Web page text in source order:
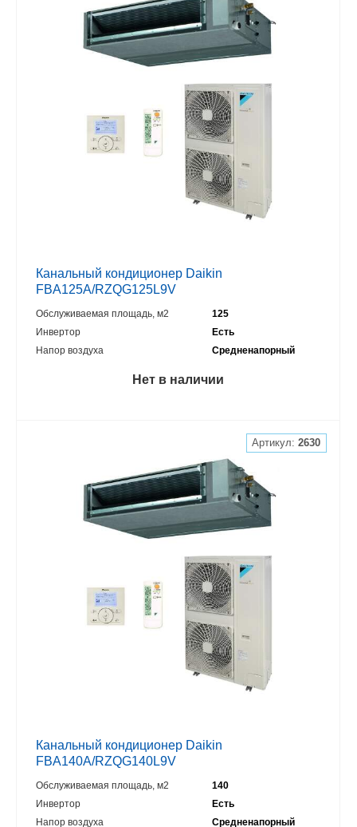
Канальный кондиционер Daikin
FBA125A/RZQG125L9V
Обслуживаемая площадь, м2
125
Инвертор
Есть
Напор воздуха
Средненапорный
Нет в наличии
Артикул:2630
Канальный кондиционер Daikin
FBA140A/RZQG140L9V
Обслуживаемая площадь, м2
140
Инвертор
Есть
Напор воздуха
Средненапорный